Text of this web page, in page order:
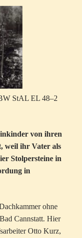
StAL EL 48–2
von ihren
weil ihr Vater als
Stolpersteine in
in
ohne
Cannstatt. Hier
Otto Kurz,